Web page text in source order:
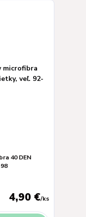
40 DEN
4,90 €/ks